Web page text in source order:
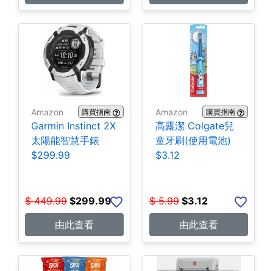
Amazon 購買指南
Garmin Instinct 2X
太陽能智慧手錶
$299.99
$ 449.99 $299.99
由此查看
Amazon 購買指南
高露潔 Colgate兒
童牙刷(使用電池)
$3.12
$ 5.99 $3.12
由此查看